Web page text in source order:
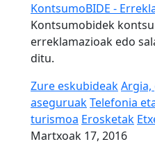
KontsumoBIDE -
Kontsumobidek
erreklamazioak edo
ditu.
Zure eskubideakArgia,
aseguruakTelefonia
turismoa Erosketak
Martxoak 17, 2016